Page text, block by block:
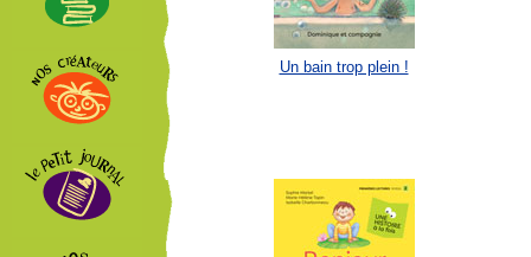
Un bain trop plein !